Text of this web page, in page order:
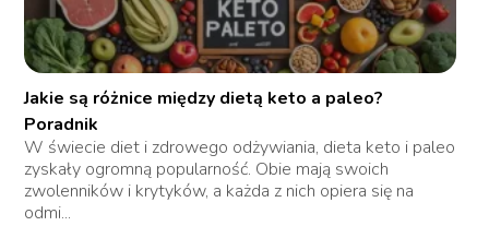
Jakie są różnice między dietą keto a paleo?
Poradnik
W świecie diet i zdrowego odżywiania, dieta keto i paleo
zyskały ogromną popularność. Obie mają swoich
zwolenników i krytyków, a każda z nich opiera się na
odmi...